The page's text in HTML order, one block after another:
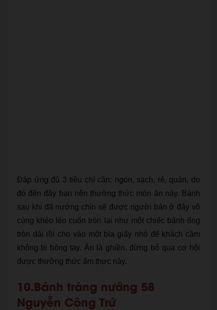
Đáp ứng đủ 3 tiêu chí cần: ngon, sạch, rẻ, quán, do
đó đến đây bạn nên thưởng thức món ăn này. Bánh
sau khi đã nướng chín sẽ được người bán ở đây vô
cùng khéo léo cuốn tròn lại như một chiếc bánh ống
tròn dài rồi cho vào một bìa giấy nhỏ để khách cầm
không bị bỏng tay. Ăn là ghiền, đừng bỏ qua cơ hội
được thưởng thức ẩm thực này.
10.Bánh tráng nướng 58
Nguyễn Công Trứ